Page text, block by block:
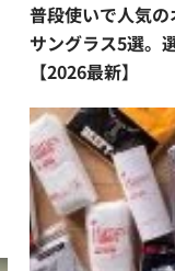
普段使いで人気
サングラス5選。
【2026最新】